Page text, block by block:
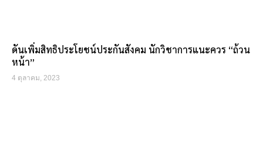
ดันเพิ่มสิทธิประโยชน์ประกันสังคม นักวิชาการแนะควร “ถ้วน
หน้า”
4 ตุลาคม, 2023